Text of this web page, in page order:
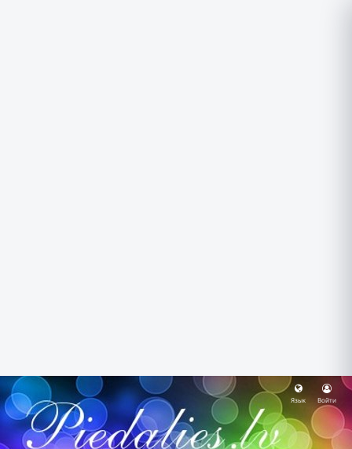
Язык Войти